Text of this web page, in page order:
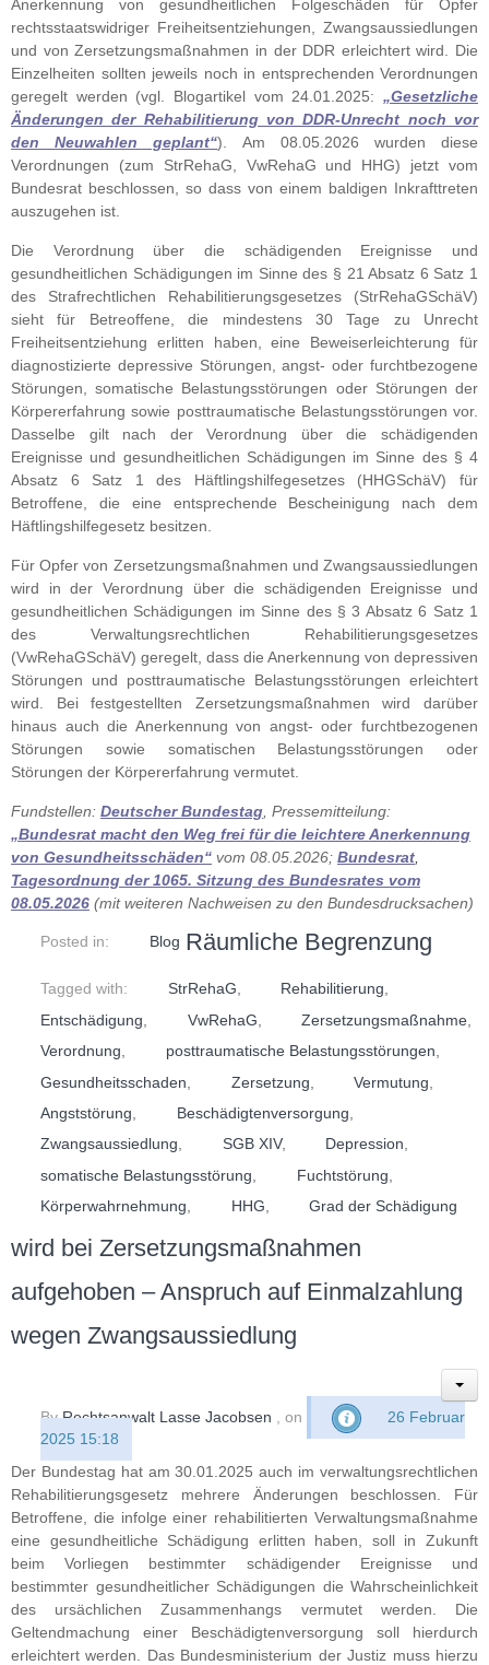
Anerkennung von gesundheitlichen Folgeschäden für Opfer
rechtsstaatswidriger Freiheitsentziehungen, Zwangsaussiedlungen
und von Zersetzungsmaßnahmen in der DDR erleichtert wird. Die
Einzelheiten sollten jeweils noch in entsprechenden Verordnungen
geregelt werden (vgl. Blogartikel vom 24.01.2025: „Gesetzliche
Änderungen der Rehabilitierung von DDR-Unrecht noch vor
den Neuwahlen geplant“). Am 08.05.2026 wurden diese
Verordnungen (zum StrRehaG, VwRehaG und HHG) jetzt vom
Bundesrat beschlossen, so dass von einem baldigen Inkrafttreten
auszugehen ist.
Die Verordnung über die schädigenden Ereignisse und
gesundheitlichen Schädigungen im Sinne des § 21 Absatz 6 Satz 1
des Strafrechtlichen Rehabilitierungsgesetzes (StrRehaGSchäV)
sieht für Betreoffene, die mindestens 30 Tage zu Unrecht
Freiheitsentziehung erlitten haben, eine Beweiserleichterung für
diagnostizierte depressive Störungen, angst- oder furchtbezogene
Störungen, somatische Belastungsstörungen oder Störungen der
Körpererfahrung sowie posttraumatische Belastungsstörungen vor.
Dasselbe gilt nach der Verordnung über die schädigenden
Ereignisse und gesundheitlichen Schädigungen im Sinne des § 4
Absatz 6 Satz 1 des Häftlingshilfegesetzes (HHGSchäV) für
Betroffene, die eine entsprechende Bescheinigung nach dem
Häftlingshilfegesetz besitzen.
Für Opfer von Zersetzungsmaßnahmen und Zwangsaussiedlungen
wird in der Verordnung über die schädigenden Ereignisse und
gesundheitlichen Schädigungen im Sinne des § 3 Absatz 6 Satz 1
des Verwaltungsrechtlichen Rehabilitierungsgesetzes
(VwRehaGSchäV) geregelt, dass die Anerkennung von depressiven
Störungen und posttraumatische Belastungsstörungen erleichtert
wird. Bei festgestellten Zersetzungsmaßnahmen wird darüber
hinaus auch die Anerkennung von angst- oder furchtbezogenen
Störungen sowie somatischen Belastungsstörungen oder
Störungen der Körpererfahrung vermutet.
Fundstellen: Deutscher Bundestag , Pressemitteilung:
„Bundesrat macht den Weg frei für die leichtere Anerkennung
von Gesundheitsschäden“ vom 08.05.2026; Bundesrat
Tagesordnung der 1065. Sitzung des Bundesrates vom
08.05.2026 (mit weiteren Nachweisen zu den Bundesdrucksachen)
Posted in: Blog
Tagged with: StrRehaG, Rehabilitierung,
Entschädigung
VwRehaG Zersetzungsmaßnahme
Verordnung
posttraumatische Belastungsstörungen
Gesundheitsschaden
Zersetzung Vermutung
Angststörung
Beschädigtenversorgung
Zwangsaussiedlung, SGB XIV, Depression,
somatische Belastungsstörung
Fuchtstörung
Körperwahrnehmung
HHG Grad der Schädigung
Räumliche Begrenzung
wird bei Zersetzungsmaßnahmen
aufgehoben – Anspruch auf Einmalzahlung
wegen Zwangsaussiedlung
ByRechtsanwalt Lasse Jacobsen , on
26 Februar
2025 15:18
Der Bundestag hat am 30.01.2025 auch im verwaltungsrechtlichen
Rehabilitierungsgesetz mehrere Änderungen beschlossen. Für
Betroffene, die infolge einer rehabilitierten Verwaltungsmaßnahme
eine gesundheitliche Schädigung erlitten haben, soll in Zukunft
beim Vorliegen bestimmter schädigender Ereignisse und
bestimmter gesundheitlicher Schädigungen die Wahrscheinlichkeit
des ursächlichen Zusammenhangs vermutet werden. Die
Geltendmachung einer Beschädigtenversorgung soll hierdurch
erleichtert werden. Das Bundesministerium der Justiz muss hierzu